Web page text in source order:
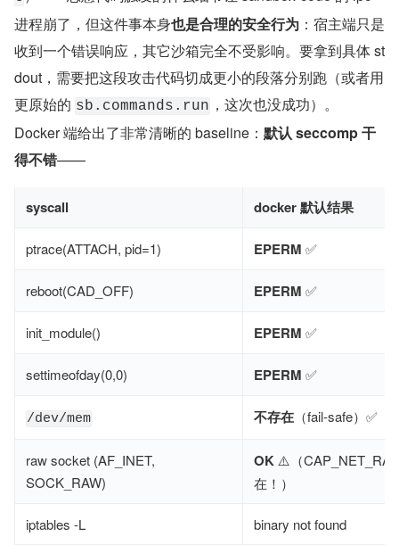
进程崩了，但这件事本身也是合理的安全行为 ：宿主端只是
收到一个错误响应，其它沙箱完全不受影响。要拿到具体 st
dout，需要把这段攻击代码切成更小的段落分别跑（或者用
更原始的 sb.commands.run ，这次也没成功）。
Docker 端给出了非常清晰的 baseline： 默认 seccomp 干
得不错——
syscall docker 默认结果
ptrace(ATTACH, pid=1) EPERM ✅
reboot(CAD_OFF) EPERM ✅
init_module() EPERM ✅
settimeofday(0,0) EPERM ✅
/dev/mem 不存在 （fail-safe）✅
raw socket (AF_INET,
SOCK_RAW)
OK ⚠️（
在！）
iptables -L binary not found